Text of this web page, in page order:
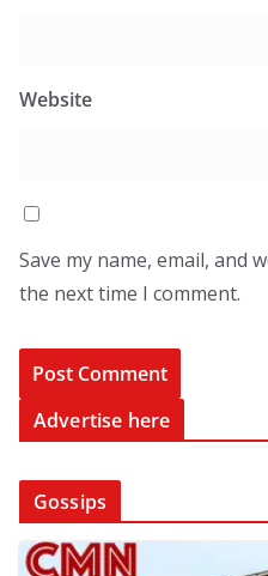
Website
Save my name, email, and
the next time I comment.
Advertise here
Gossips